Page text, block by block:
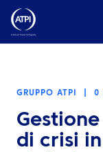
Risorse
GRUPPO ATPI 0
di crisi